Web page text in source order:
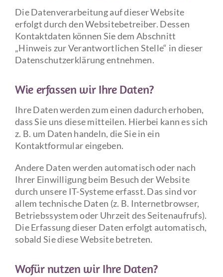
Die Datenverarbeitung auf dieser Website
erfolgt durch den Websitebetreiber. Dessen
Kontaktdaten können Sie dem Abschnitt
„Hinweis zur Verantwortlichen Stelle“ in dieser
Datenschutzerklärung entnehmen.
Wie erfassen wir Ihre Daten?
Ihre Daten werden zum einen dadurch erhoben,
dass Sie uns diese mitteilen. Hierbei kann es sich
z. B. um Daten handeln, die Sie in ein
Kontaktformular eingeben.
Andere Daten werden automatisch oder nach
Ihrer Einwilligung beim Besuch der Website
durch unsere IT-Systeme erfasst. Das sind vor
allem technische Daten (z. B. Internetbrowser,
Betriebssystem oder Uhrzeit des Seitenaufrufs).
Die Erfassung dieser Daten erfolgt automatisch,
sobald Sie diese Website betreten.
Wofür nutzen wir Ihre Daten?